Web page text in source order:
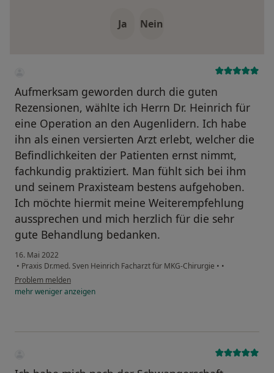
Ja Nein
Aufmerksam geworden durch die guten
Rezensionen, wählte ich Herrn Dr. Heinrich für
eine Operation an den Augenlidern. Ich habe
ihn als einen versierten Arzt erlebt, welcher die
Befindlichkeiten der Patienten ernst nimmt,
fachkundig praktiziert. Man fühlt sich bei ihm
und seinem Praxisteam bestens aufgehoben.
Ich möchte hiermit meine Weiterempfehlung
aussprechen und mich herzlich für die sehr
gute Behandlung bedanken.
16. Mai 2022
• Praxis Dr.med. Sven Heinrich Facharzt für MKG-Chirurgie • •
Problem melden
mehrwenigeranzeigen